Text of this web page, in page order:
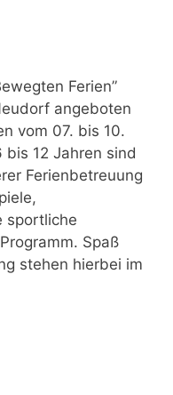
Ferien”
angeboten
vom 07. bis 10.
12 Jahren sind
Ferienbetreuung
sportliche
Spaß
stehen hierbei im